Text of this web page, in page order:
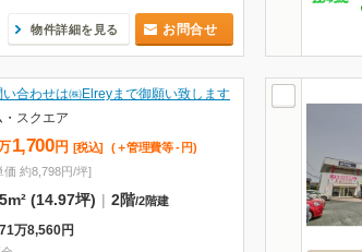
物件詳細を見る お問合せ
い合わせは㈱Elreyまで御願い致します
・スクエア
1,700 円 [税込] (＋管理費等 - 円)
価 約8,798円/坪]
(14.97坪) | 2階/2階建
71万8,560円